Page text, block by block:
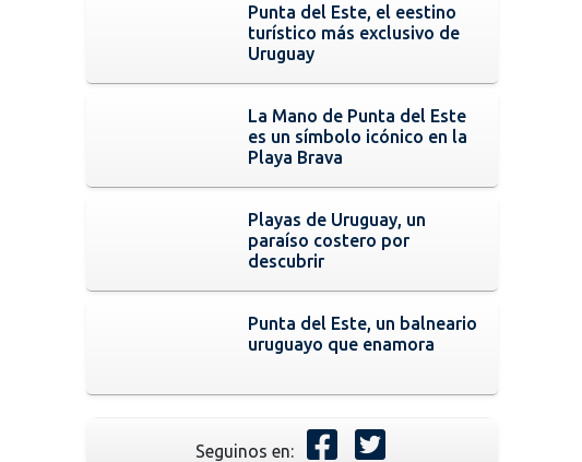
Punta del Este, el eestino
turístico más exclusivo de
Uruguay
La Mano de Punta del Este
es un símbolo icónico en la
Playa Brava
Playas de Uruguay, un
paraíso costero por
descubrir
Punta del Este, un balneario
uruguayo que enamora
Seguinos en: